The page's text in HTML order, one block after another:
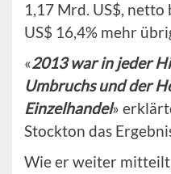
1,17 Mrd. US$,
US$ 16,4% mehr
«2013 war in jeder
Umbruchs und der
Einzelhandel»
Stockton das
Wie er weiter